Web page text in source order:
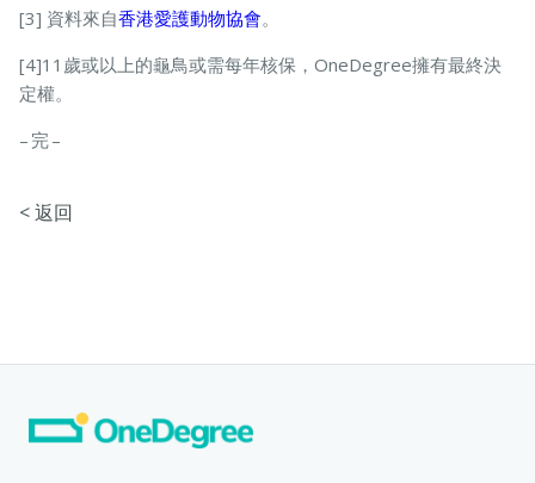
[3] 資料來自香港愛護動物協會。
[4]11歲或以上的龜鳥或需每年核保，OneDegree擁有最終決
定權。
– 完 –
< 返回